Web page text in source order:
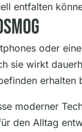
entfalten
oder
sie wirkt
erhalten
moderner
den Alltag